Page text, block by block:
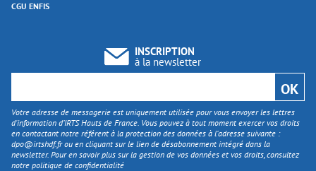
CGU ENFIS
INSCRIPTION
à la newsletter
Votre adresse de messagerie est uniquement utilisée pour vous envoyer les lettres
d'information d’IRTS Hauts de France. Vous pouvez à tout moment exercer vos droits
en contactant notre référent à la protection des données à l’adresse suivante :
dpo@irtshdf.frou en cliquant sur le lien de désabonnement intégré dans la
newsletter. Pour en savoir plus sur la gestion de vos données et vos droits, consultez
notre politique de confidentialité